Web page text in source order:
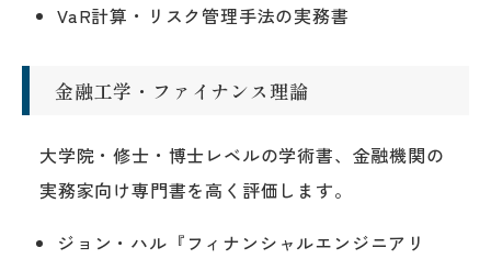
VaR計算・リスク管理手法の実務書
金融工学・ファイナンス理論
大学院・修士・博士レベルの学術書、金融機関の
実務家向け専門書を高く評価します。
ジョン・ハル『フィナンシャルエンジニアリ